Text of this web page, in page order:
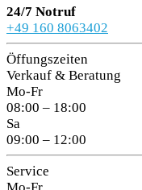
24/7 Notruf
+49 160 8063402
Öffungszeiten
Verkauf & Beratung
Mo-Fr
08:00 – 18:00
Sa
09:00 – 12:00
Service
Mo-Fr